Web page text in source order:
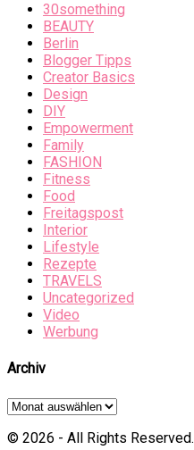
30something
BEAUTY
Berlin
Blogger Tipps
Creator Basics
Design
DIY
Empowerment
Family
FASHION
Fitness
Food
Freitagspost
Interior
Lifestyle
Rezepte
TRAVELS
Uncategorized
Video
Werbung
Archiv
Archiv
© 2026 - All Rights Reserved.